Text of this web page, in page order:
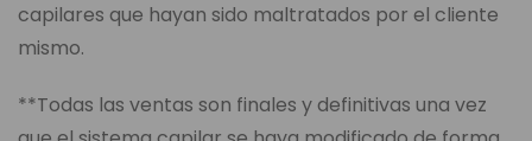
capilares que hayan sido maltratados por el cliente
mismo.
**Todas las ventas son finales y definitivas una vez